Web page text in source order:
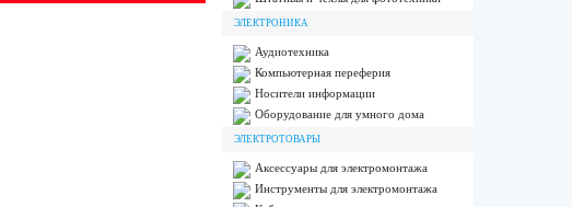
ЭЛЕКТРОНИКА
Аудиотехника
Компьютерная переферия
Носители информации
Оборудование для умного дома
ЭЛЕКТРОТОВАРЫ
Аксессуары для электромонтажа
Инструменты для электромонтажа